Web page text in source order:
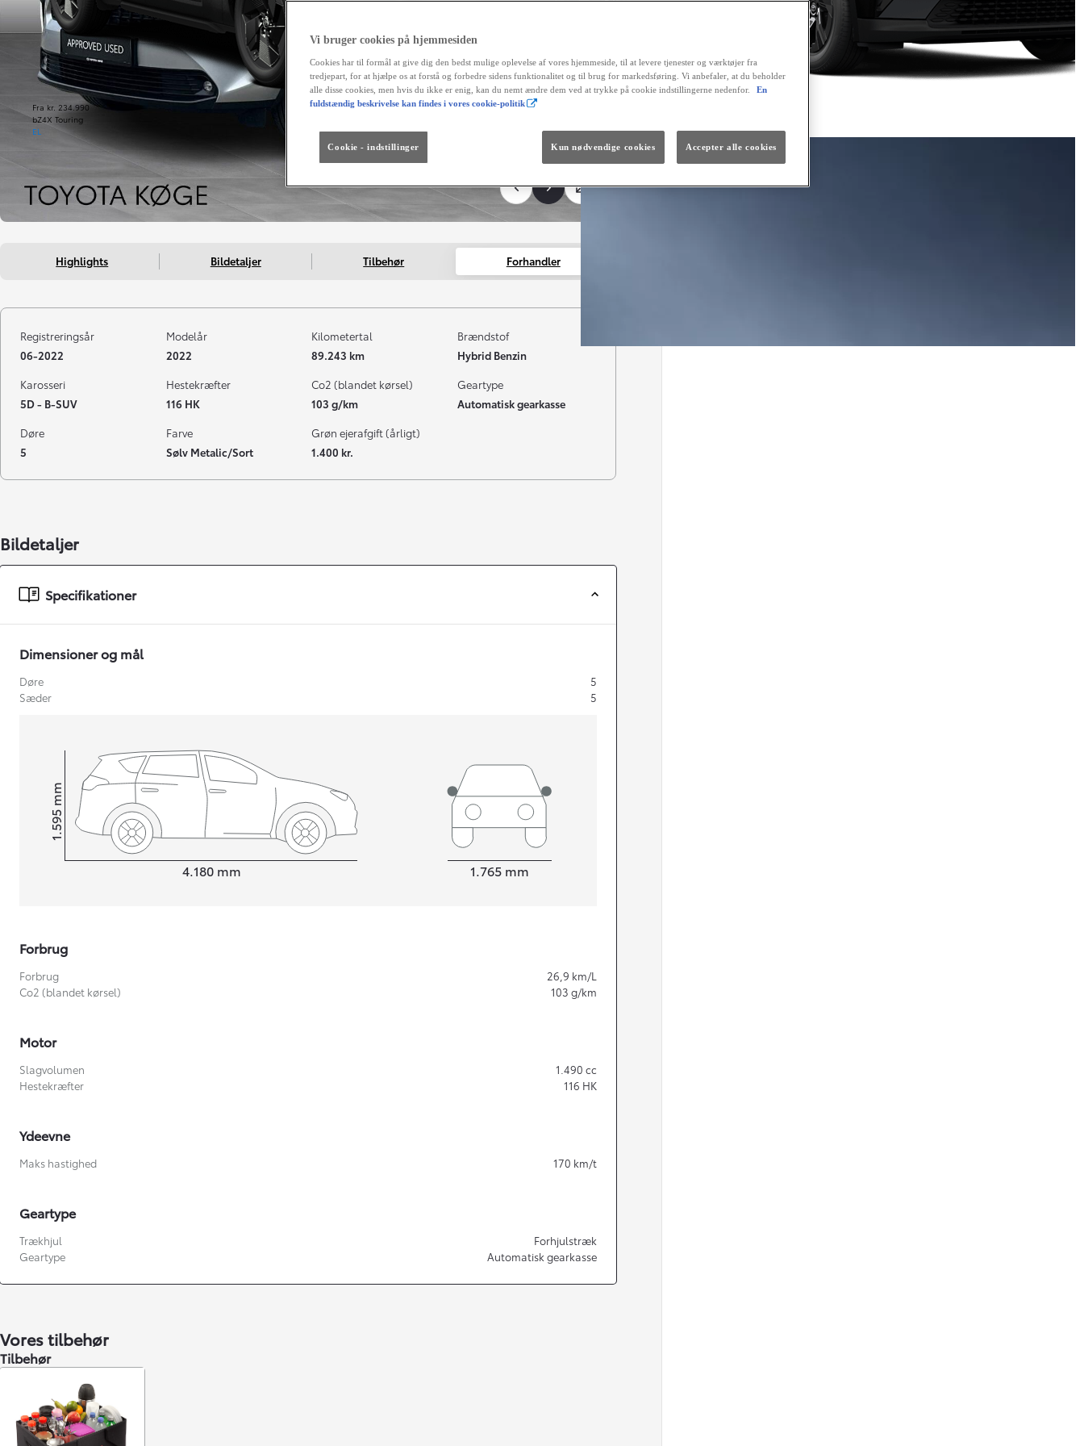
Fra kr. 234.990
bZ4X Touring
EL
The soul lives on.
Highlights Bildetaljer Tilbehør Forhandler
Registreringsår
06-2022
Modelår
2022
Kilometertal
89.243 km
Brændstof
Hybrid Benzin
Karosseri
5D - B-SUV
Hestekræfter
116 HK
Co2 (blandet kørsel)
103 g/km
Geartype
Automatisk gearkasse
Døre
5
Farve
Sølv Metalic/Sort
Grøn ejerafgift (årligt)
1.400 kr.
Bildetaljer
Specifikationer
Dimensioner og mål
Døre
5
Sæder
5
4.180 mm
Højt1.595
mm
1.765 mm
Forbrug
Forbrug 26,9 km/L
Co2 (blandet kørsel)
103 g/km
Motor
Slagvolumen 1.490 cc
Hestekræfter
116 HK
Ydeevne
Maks hastighed 170 km/t
Geartype
Trækhjul
Forhjulstræk
Geartype
Automatisk gearkasse
Vores tilbehør
Tilbehør
Vi bruger cookies på hjemmesiden
Cookies har til formål at give dig den bedst mulige oplevelse af vores hjemmeside, til at levere tjenester og værktøjer fra
tredjepart, for at hjælpe os at forstå og forbedre sidens funktionalitet og til brug for markedsføring. Vi anbefaler, at du beholder
alle disse cookies, men hvis du ikke er enig, kan du nemt ændre dem ved at trykke på cookie indstillingerne nedenfor.
En
fuldstændig beskrivelse kan findes i vores cookie-politik
Cookie - indstillinger Kun nødvendige cookies Accepter alle cookies